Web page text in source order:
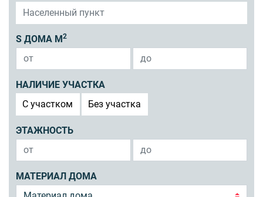
S ДОМА М 2
НАЛИЧИЕ УЧАСТКА
C участком
Без участка
ЭТАЖНОСТЬ
МАТЕРИАЛ ДОМА